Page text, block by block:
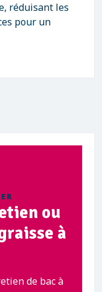
réduisant les
pour un
ou
à
de bac à